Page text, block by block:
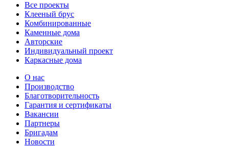
Все проекты
Клееный брус
Комбинированные
Каменные дома
Авторские
Индивидуальный проект
Каркасные дома
О нас
Производство
Благотворительность
Гарантия и сертификаты
Вакансии
Партнеры
Бригадам
Новости